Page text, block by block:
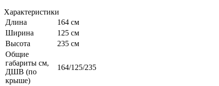
Характеристики
Длина
164 см
Ширина
125 см
Высота
235 см
Общие
габариты см,
ДШВ (по
крыше)
164/125/235